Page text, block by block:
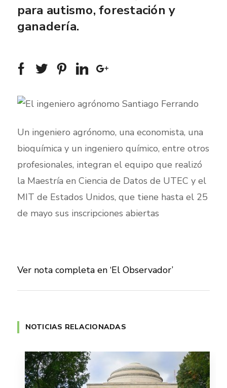
para autismo, forestación y
ganadería.
Un ingeniero agrónomo, una economista, una
bioquímica y un ingeniero químico, entre otros
profesionales, integran el equipo que realizó
la Maestría en Ciencia de Datos de UTEC y el
MIT de Estados Unidos, que tiene hasta el 25
de mayo sus inscripciones abiertas
Ver nota completa en ‘El Observador’
NOTICIAS RELACIONADAS